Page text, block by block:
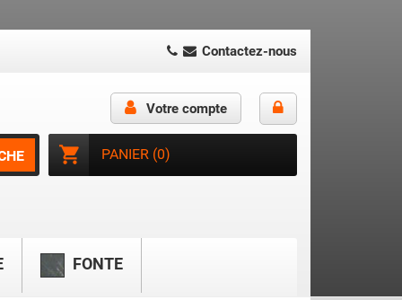
Contactez-nous
Votre compte
shopping_cart PANIER (0)
FONTE